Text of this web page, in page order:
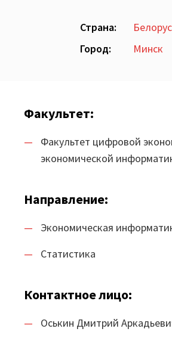
Шифратор пакетов
Архитектура Loginom
AI в экосистеме Loginom
Для IT-специалистов
Маркетплейс
Готовые решения
Страна:
Город:
Минск
Факультет:
Факультет цифровой
экономической
Направление:
Экономическая
Статистика
Контактное лицо:
Оськин Дмитрий